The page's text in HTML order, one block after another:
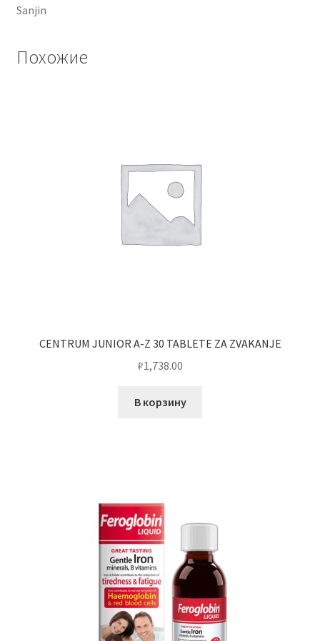
Sanjin
Похожие
CENTRUM JUNIOR A-Z 30 TABLETE ZA ZVAKANJE
₽1,738.00
В корзину